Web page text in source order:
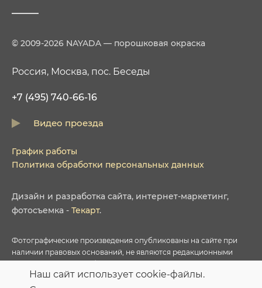
© 2009-2026 NAYADA — порошковая окраска
Россия, Москва, пос. Беседы
+7 (495) 740-66-16
Видео проезда
График работы
Политика обработки персональных данных
Дизайн и разработка сайта, интернет-маркетинг,
фотосъемка - Текарт.
Фотографические произведения опубликованы на сайте при
наличии правовых оснований, не являются редакционными
условиями приобретенных Лицензий соответствующих
Наш сайт использует cookie-файлы.